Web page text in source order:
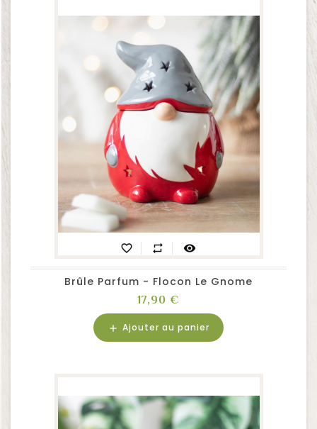
favorite_border repeat visibility
Brûle Parfum - Flocon Le Gnome
Prix
17,90 €
add Ajouter au panier